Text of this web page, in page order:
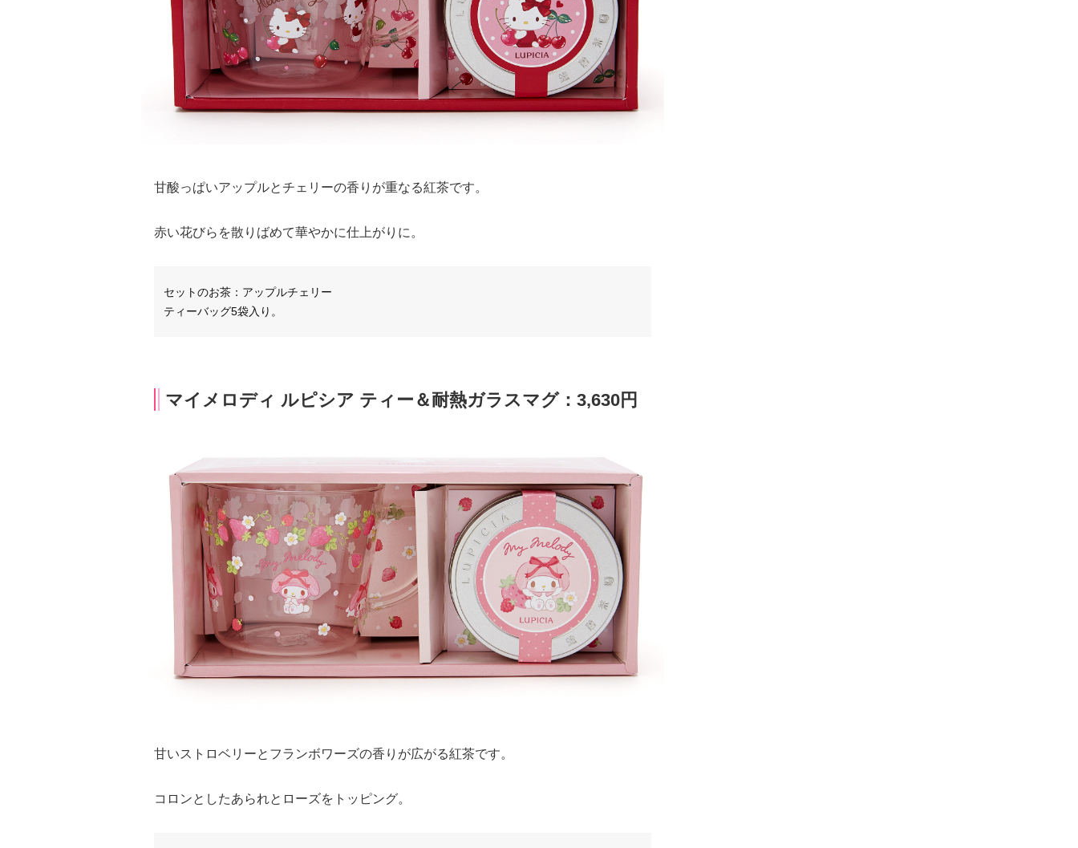
甘酸っぱいアップルとチェリーの香りが重なる紅茶です。
赤い花びらを散りばめて華やかに仕上がりに。
セットのお茶：アップルチェリー
ティーバッグ5袋入り。
マイメロディ ルピシア ティー＆耐熱ガラスマグ：3,630円
甘いストロベリーとフランボワーズの香りが広がる紅茶です。
コロンとしたあられとローズをトッピング。